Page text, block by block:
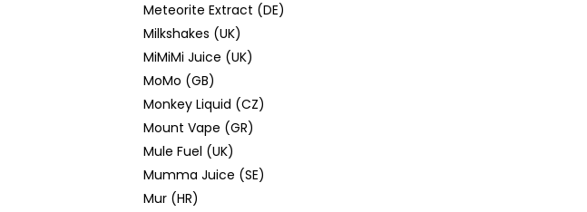
Meteorite Extract (DE)
Milkshakes (UK)
MiMiMi Juice (UK)
MoMo (GB)
Monkey Liquid (CZ)
Mount Vape (GR)
Mule Fuel (UK)
Mumma Juice (SE)
Mur (HR)